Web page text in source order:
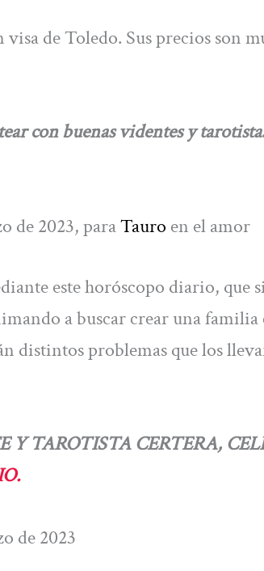
visa de Toledo. Sus precios son
con buenas videntes y
de 2023, paraTauro en el amor
este horóscopo diario, que
a buscar crear una familia
distintos problemas que los
Y TAROTISTA CERTERA,
de 2023